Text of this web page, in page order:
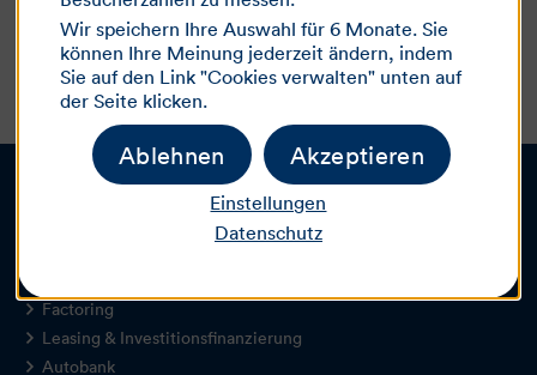
Bestätigen
Abbrechen
Unsere Angebote
Factoring
Leasing & Investitionsfinanzierung
Autobank
Wir speichern Ihre Auswahl für 6 Monate. Sie
können Ihre Meinung jederzeit ändern, indem
Sie auf den Link "Cookies verwalten" unten auf
der Seite klicken.
Akzeptieren
Ablehnen
Einstellungen
Datenschutz